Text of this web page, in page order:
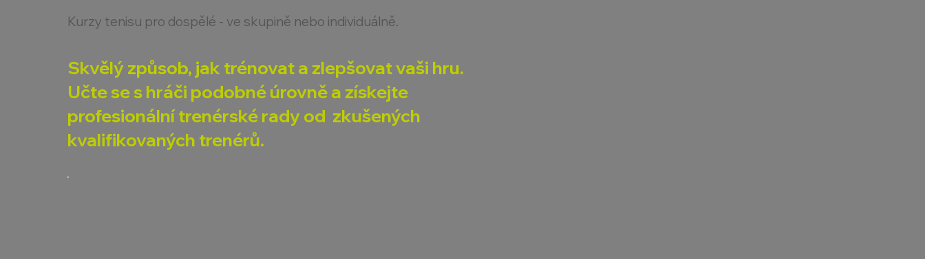
Kurzy tenisu pro dospělé - ve skupině nebo individuálně.
Skvělý způsob, jak trénovat a zlepšovat vaši hru.
Učte se s hráči podobné úrovně a získejte
profesionální trenérské rady od zkušených
kvalifikovaných trenérů.